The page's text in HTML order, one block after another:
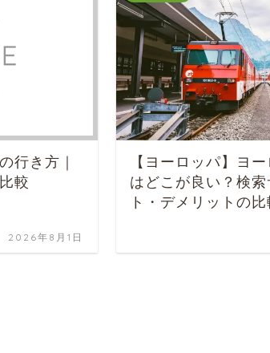
行き方｜
較
2026年8月1日
【ヨーロッパ】ヨ
はどこが良い？検
ト・デメリットの